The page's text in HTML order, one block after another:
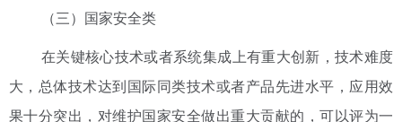
（三）国家安全类
在关键核心技术或者系统集成上有重大创新，技术难度
大，总体技术达到国际同类技术或者产品先进水平，应用效
果十分突出，对维护国家安全做出重大贡献的，可以评为一